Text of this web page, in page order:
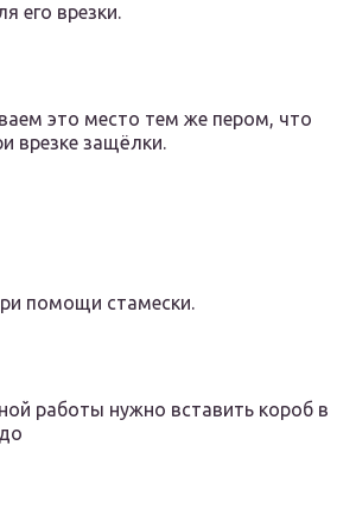
его врезки.
это место тем же пером, что
врезке защёлки.
помощи стамески.
работы нужно вставить короб в